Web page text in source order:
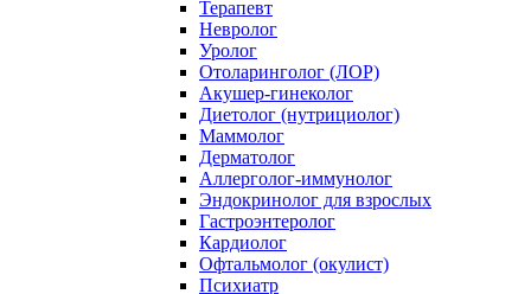
Терапевт
Невролог
Уролог
Отоларинголог (ЛОР)
Акушер-гинеколог
Диетолог (нутрициолог)
Маммолог
Дерматолог
Аллерголог-иммунолог
Эндокринолог для взрослых
Гастроэнтеролог
Кардиолог
Офтальмолог (окулист)
Психиатр